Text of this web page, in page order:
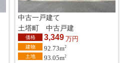
中古一戸建て
土塔町 中古戸建
価格 3,349 万円
建物 92.73m2
土地 93.05m2